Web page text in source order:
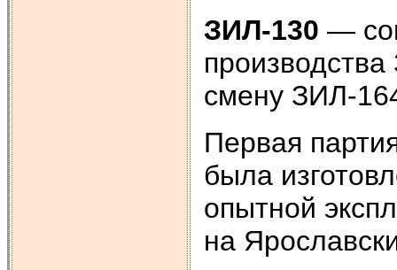
ЗИЛ-130 —
смену ЗИЛ-
Первая
была
опытной
на